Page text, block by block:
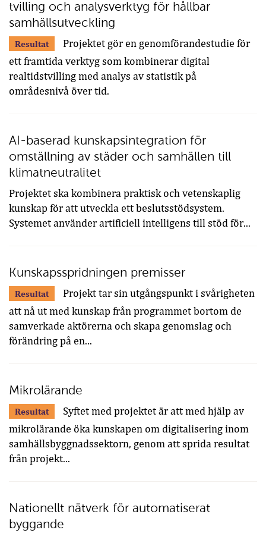
tvilling och analysverktyg för hållbar
samhällsutveckling
Resultat
Projektet gör en genomförandestudie för
ett framtida verktyg som kombinerar digital
realtidstvilling med analys av statistik på
områdesnivå över tid.
AI-baserad kunskapsintegration för
omställning av städer och samhällen till
klimatneutralitet
Projektet ska kombinera praktisk och vetenskaplig
kunskap för att utveckla ett beslutsstödsystem.
Systemet använder artificiell intelligens till stöd för...
Kunskapsspridningen premisser
Resultat
Projekt tar sin utgångspunkt i svårigheten
att nå ut med kunskap från programmet bortom de
samverkade aktörerna och skapa genomslag och
förändring på en...
Mikrolärande
Resultat
Syftet med projektet är att med hjälp av
mikrolärande öka kunskapen om digitalisering inom
samhällsbyggnadssektorn, genom att sprida resultat
från projekt...
Nationellt nätverk för automatiserat
byggande